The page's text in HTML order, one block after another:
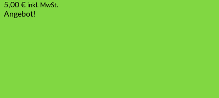
5,00 € inkl. MwSt.
Angebot!